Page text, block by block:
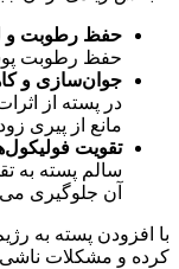
حفظ رطوبت و
حفظ رطوبت
جوان‌سازی و
در پسته از
مانع از پیری
تقویت
سالم پسته به
آن جلوگیری
با افزودن پسته به
کرده و مشکلات ناشی